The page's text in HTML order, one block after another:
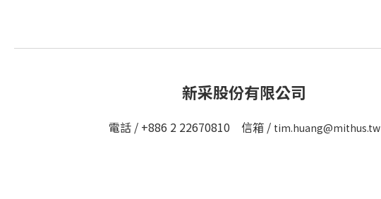
新采股份有限公司
電話 / +886 2 22670810 信箱 / tim.huang@mithus.tw